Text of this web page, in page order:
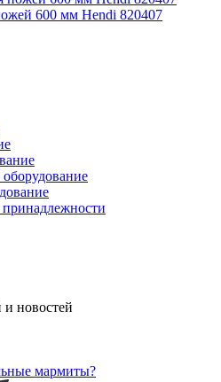
600 мм Hendi 820407
и новостей
мармиты?